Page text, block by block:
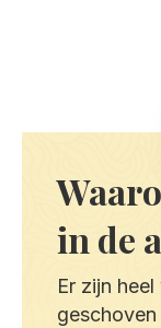
in de
Er zijn